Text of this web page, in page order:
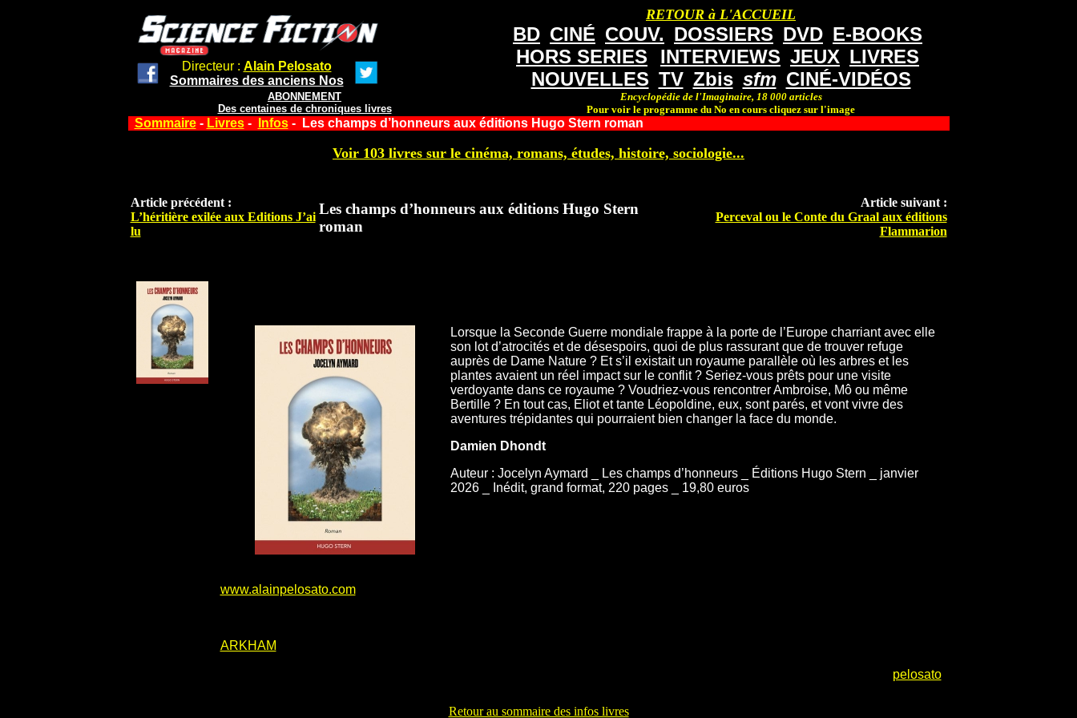
Directeur : Alain Pelosato
Sommaires des anciens Nos
ABONNEMENT
Des centaines de chroniques livres
RETOUR à L'ACCUEIL
BD CINÉ COUV. DOSSIERS DVD E-BOOKS
HORS SERIES
INTERVIEWS JEUX LIVRES
NOUVELLES TV Zbis sfm CINÉ-VIDÉOS
Encyclopédie de l'Imaginaire, 18 000 articles
Pour voir le programme du No en cours cliquez sur l'image
Sommaire- Livres- Infos- Les champs d’honneurs aux éditions Hugo Stern roman
Voir 103 livres sur le cinéma, romans, études, histoire, sociologie...
Article précédent :
L’héritière exilée aux Editions J’ai
lu
Les champs d’honneurs aux éditions Hugo Stern
roman
Article suivant :
Perceval ou le Conte du Graal aux éditions
Flammarion
Lorsque la Seconde Guerre mondiale frappe à la porte de l’Europe charriant avec elle
son lot d’atrocités et de désespoirs, quoi de plus rassurant que de trouver refuge
auprès de Dame Nature ? Et s’il existait un royaume parallèle où les arbres et les
plantes avaient un réel impact sur le conflit ? Seriez-vous prêts pour une visite
verdoyante dans ce royaume ? Voudriez-vous rencontrer Ambroise, Mô ou même
Bertille ? En tout cas, Eliot et tante Léopoldine, eux, sont parés, et vont vivre des
aventures trépidantes qui pourraient bien changer la face du monde.
Damien Dhondt
Auteur : Jocelyn Aymard _ Les champs d’honneurs _ Éditions Hugo Stern _ janvier
2026 _ Inédit, grand format, 220 pages _ 19,80 euros
www.alainpelosato.com
ARKHAM
pelosato
Retour au sommaire des infos livres